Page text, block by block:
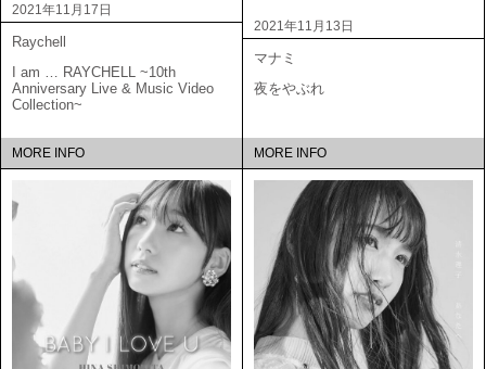
2021年11月17日
Raychell
I am … RAYCHELL ~10th
Anniversary Live & Music Video
Collection~
MORE INFO
2021年11月13日
マナミ
夜をやぶれ
MORE INFO